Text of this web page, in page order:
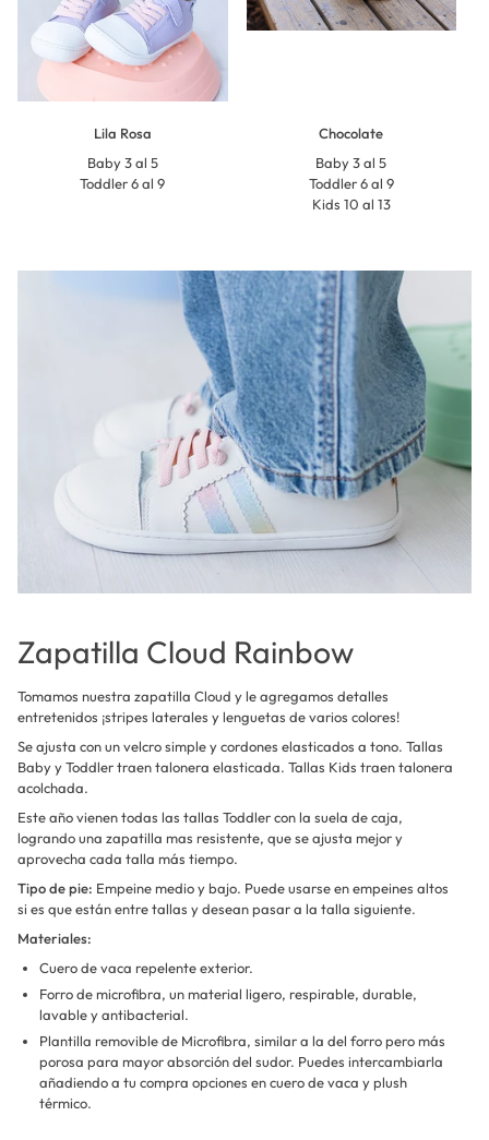
Lila Rosa
Baby 3 al 5
Toddler 6 al 9
Chocolate
Baby 3 al 5
Toddler 6 al 9
Kids 10 al 13
Zapatilla Cloud Rainbow
Tomamos nuestra zapatilla Cloud y le agregamos detalles
entretenidos ¡stripes laterales y lenguetas de varios colores!
Se ajusta con un velcro simple y cordones elasticados a tono. Tallas
Baby y Toddler traen talonera elasticada. Tallas Kids traen talonera
acolchada.
Este año vienen todas las tallas Toddler con la suela de caja,
logrando una zapatilla mas resistente, que se ajusta mejor y
aprovecha cada talla más tiempo.
Tipo de pie: Empeine medio y bajo. Puede usarse en empeines altos
si es que están entre tallas y desean pasar a la talla siguiente.
Materiales:
Cuero de vaca repelente exterior.
Forro de microfibra, un material ligero, respirable, durable,
lavable y antibacterial.
Plantilla removible de Microfibra, similar a la del forro pero más
porosa para mayor absorción del sudor. Puedes intercambiarla
añadiendo a tu compra opciones en cuero de vaca y plush
térmico.